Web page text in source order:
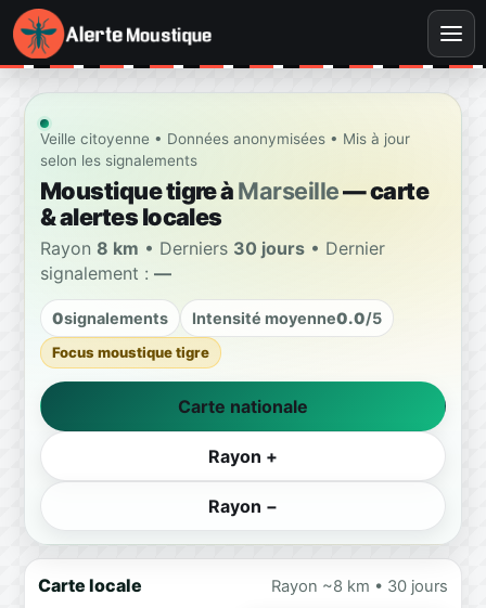
Veille citoyenne • Données anonymisées • Mis à jour
selon les signalements
Moustique tigre àMarseille— carte
& alertes locales
Rayon 8 km • Derniers 30 jours • Dernier
signalement : —
0signalements Intensité moyenne0.0/5
Focus moustique tigre
Carte nationale
Rayon +
Rayon −
Carte locale Rayon ~8 km • 30 jours